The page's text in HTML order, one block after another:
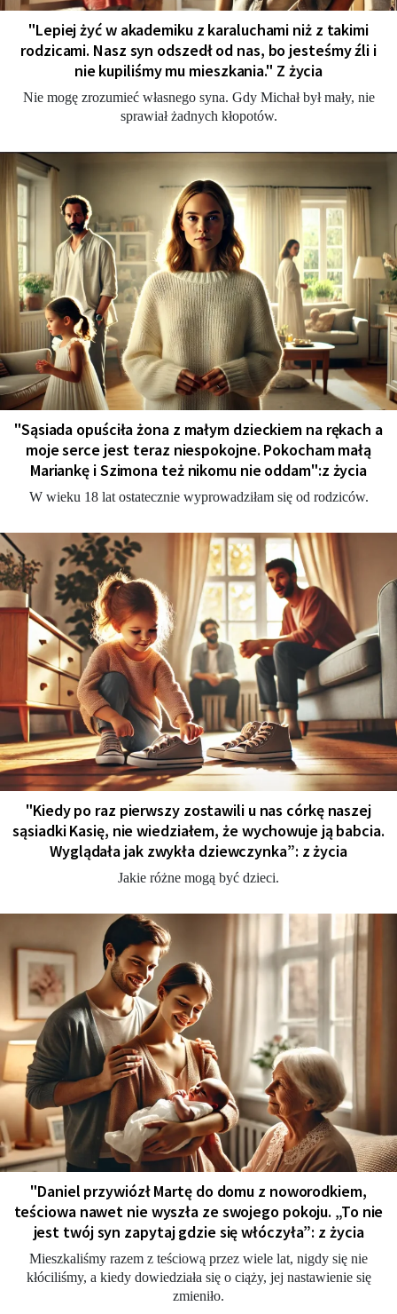
"Lepiej żyć w akademiku z karaluchami niż z takimi
rodzicami. Nasz syn odszedł od nas, bo jesteśmy źli i
nie kupiliśmy mu mieszkania." Z życia
Nie mogę zrozumieć własnego syna. Gdy Michał był mały, nie
sprawiał żadnych kłopotów.
"Sąsiada opuściła żona z małym dzieckiem na rękach a
moje serce jest teraz niespokojne. Pokocham małą
Mariankę i Szimona też nikomu nie oddam":z życia
W wieku 18 lat ostatecznie wyprowadziłam się od rodziców.
"Kiedy po raz pierwszy zostawili u nas córkę naszej
sąsiadki Kasię, nie wiedziałem, że wychowuje ją babcia.
Wyglądała jak zwykła dziewczynka”: z życia
Jakie różne mogą być dzieci.
"Daniel przywiózł Martę do domu z noworodkiem,
teściowa nawet nie wyszła ze swojego pokoju. „To nie
jest twój syn zapytaj gdzie się włóczyła”: z życia
Mieszkaliśmy razem z teściową przez wiele lat, nigdy się nie
kłóciliśmy, a kiedy dowiedziała się o ciąży, jej nastawienie się
zmieniło.